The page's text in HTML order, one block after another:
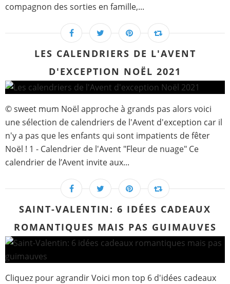
compagnon des sorties en famille,...
LES CALENDRIERS DE L'AVENT
D'EXCEPTION NOËL 2021
© sweet mum Noël approche à grands pas alors voici
une sélection de calendriers de l'Avent d'exception car il
n'y a pas que les enfants qui sont impatients de fêter
Noël ! 1 - Calendrier de l'Avent "Fleur de nuage" Ce
calendrier de l’Avent invite aux...
SAINT-VALENTIN: 6 IDÉES CADEAUX
ROMANTIQUES MAIS PAS GUIMAUVES
Cliquez pour agrandir Voici mon top 6 d'idées cadeaux